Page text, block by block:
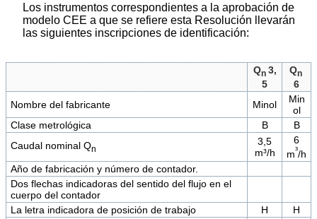
Los instrumentos correspondientes a la aprobación de
modelo CEE a que se refiere esta Resolución llevarán
las siguientes inscripciones de identificación:
Qn 3,
5
Qn
6
Nombre del fabricante
Minol
Min
ol
Clase metrológica
B
B
Caudal nominal Qn
3,5
m³/h
6
m³/h
Año de fabricación y número de contador.
Dos flechas indicadoras del sentido del flujo en el
cuerpo del contador
La letra indicadora de posición de trabajo
H
H